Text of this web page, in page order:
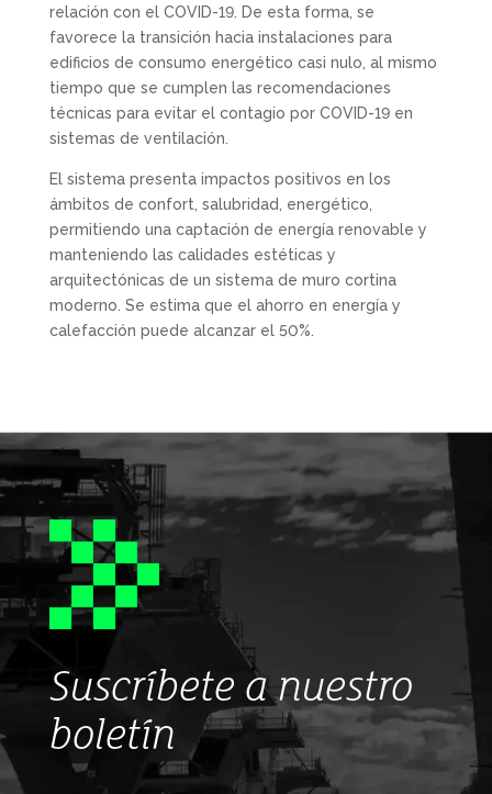
relación con el COVID-19. De esta forma, se
favorece la transición hacia instalaciones para
edificios de consumo energético casi nulo, al mismo
tiempo que se cumplen las recomendaciones
técnicas para evitar el contagio por COVID-19 en
sistemas de ventilación.
El sistema presenta impactos positivos en los
ámbitos de confort, salubridad, energético,
permitiendo una captación de energía renovable y
manteniendo las calidades estéticas y
arquitectónicas de un sistema de muro cortina
moderno. Se estima que el ahorro en energía y
calefacción puede alcanzar el 50%.
Suscríbete a nuestro
boletín